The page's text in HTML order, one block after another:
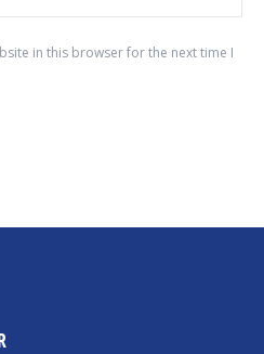
in this browser for the next time I